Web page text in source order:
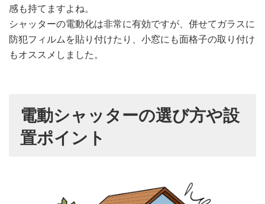
感も持てますよね。
シャッターの電動化は非常に有効ですが、併せてガラスに
防犯フィルムを貼り付けたり、小窓にも面格子の取り付け
もオススメしました。
電動シャッターの選び方や設
置ポイント